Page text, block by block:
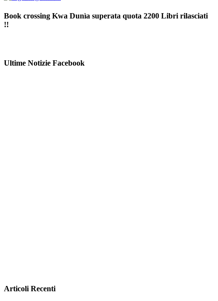
Book crossing Kwa Dunìa superata quota 2200 Libri rilasciati
!!
Ultime Notizie Facebook
Articoli Recenti